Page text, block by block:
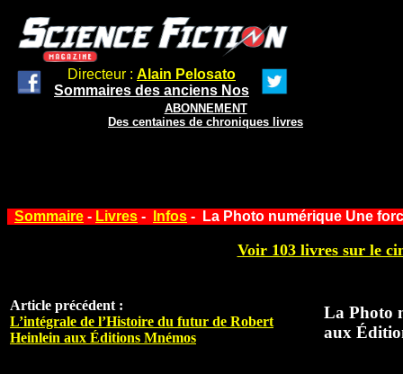
Directeur : Alain Pelosato
Sommaires des anciens Nos
ABONNEMENT
Des centaines de chroniques livres
Sommaire - Livres - Infos - La Photo numérique Une
Voir 103 livres sur le
Article précédent :
L’intégrale de l’Histoire du futur de Robert
Heinlein aux Éditions Mnémos
La Photo
aux